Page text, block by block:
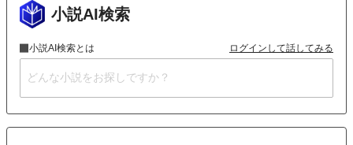
小説AI検索
小説AI検索とは ログインして話してみる